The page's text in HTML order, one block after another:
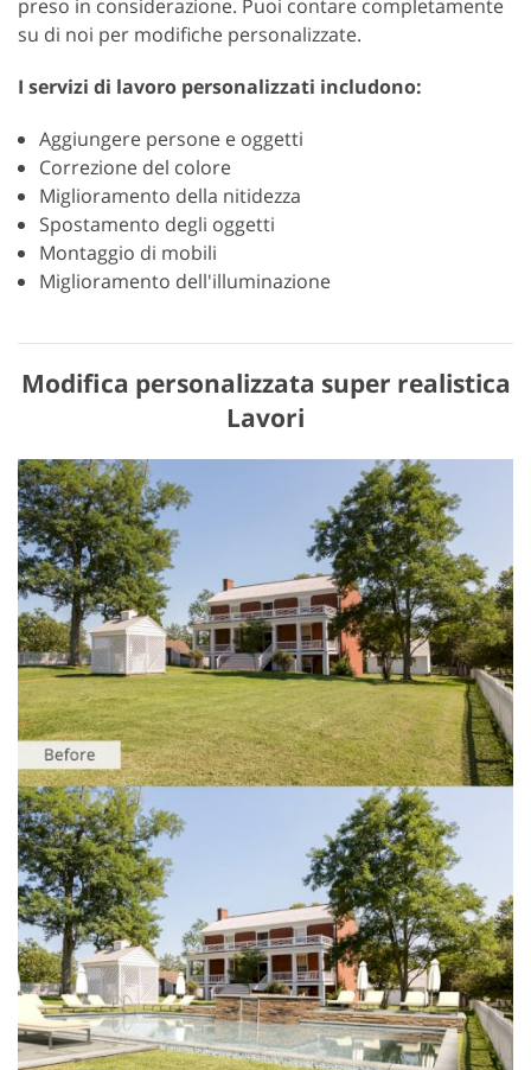
preso in considerazione. Puoi contare completamente
su di noi per modifiche personalizzate.
I servizi di lavoro personalizzati includono:
Aggiungere persone e oggetti
Correzione del colore
Miglioramento della nitidezza
Spostamento degli oggetti
Montaggio di mobili
Miglioramento dell'illuminazione
Modifica personalizzata super realistica
Lavori